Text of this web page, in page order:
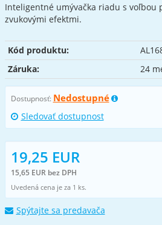
Inteligentné umývačka riadu s voľbou
zvukovými efektmi.
Kód produktu:
Záruka:
24
Dostupnosť: Nedostupné
Sledovať dostupnost
19,25 EUR
15,65 EUR bez DPH
Uvedená cena je za 1 ks.
Spýtajte sa predavača